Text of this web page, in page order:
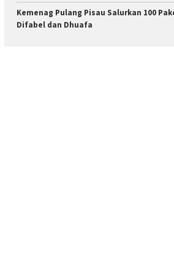
Kemenag Pulang Pisau Salurkan 100
Difabel dan Dhuafa